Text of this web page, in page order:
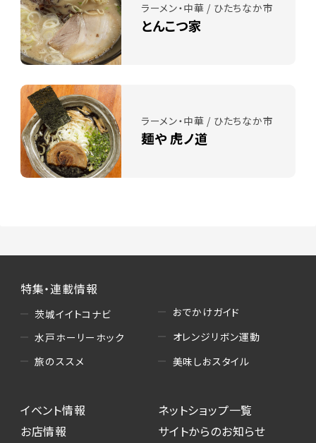
ラーメン・中華 / ひたちなか市
とんこつ家
ラーメン・中華 / ひたちなか市
麺や 虎ノ道
特集・連載情報
茨城イイトコナビ
水戸ホーリーホック
旅のススメ
おでかけガイド
オレンジリボン運動
美味しおスタイル
イベント情報
お店情報
ネットショップ一覧
サイトからのお知らせ